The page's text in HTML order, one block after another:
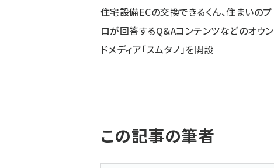
住宅設備ECの交換できるくん、住まいのプ
ロが回答するQ&Aコンテンツなどのオウン
ドメディア「スムタノ」を開設
この記事の筆者